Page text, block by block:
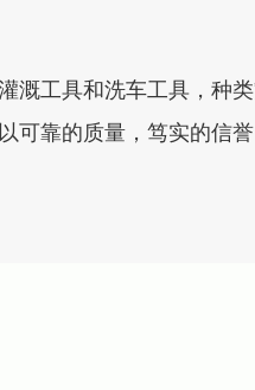
工具和洗车工具，种类
可靠的质量，笃实的信